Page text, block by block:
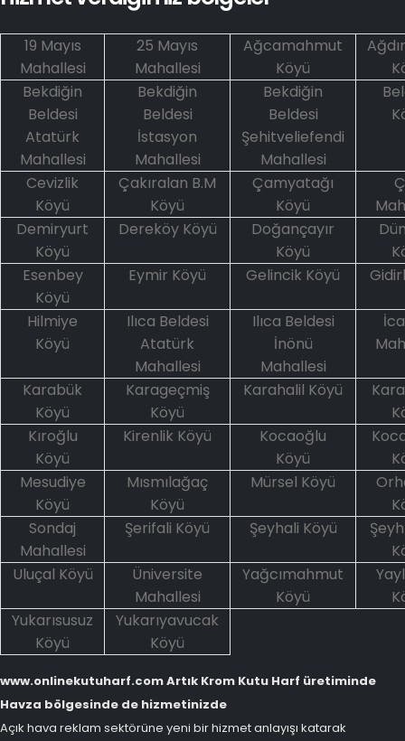
19 Mayıs
Mahallesi
25 Mayıs
Mahallesi
Ağcamahmut
Köyü
Bekdiğin
Beldesi
Atatürk
Mahallesi
Bekdiğin
Beldesi
İstasyon
Mahallesi
Bekdiğin
Beldesi
Şehitveliefendi
Mahallesi
Cevizlik
Köyü
Çakıralan B.M
Köyü
Çamyatağı
Köyü
Demiryurt
Köyü
Dereköy Köyü
Doğançayır
Köyü
Esenbey
Köyü
Eymir Köyü Gelincik Köyü
Hilmiye
Köyü
Ilıca Beldesi
Atatürk
Mahallesi
Ilıca Beldesi
İnönü
Mahallesi
Karabük
Köyü
Karageçmiş
Köyü
Karahalil Köyü
Kıroğlu
Köyü
Kirenlik Köyü
Kocaoğlu
Köyü
Mesudiye
Köyü
Mısmılağaç
Köyü
Mürsel Köyü
Sondaj
Mahallesi
Şerifali Köyü Şeyhali Köyü
Uluçal Köyü
Üniversite
Mahallesi
Yağcımahmut
Köyü
Yukarısusuz
Köyü
Yukarıyavucak
Köyü
www.onlinekutuharf.com Artık Krom Kutu Harf üretiminde
Havza bölgesinde de hizmetinizde
Açık hava reklam sektörüne yeni bir hizmet anlayışı katarak